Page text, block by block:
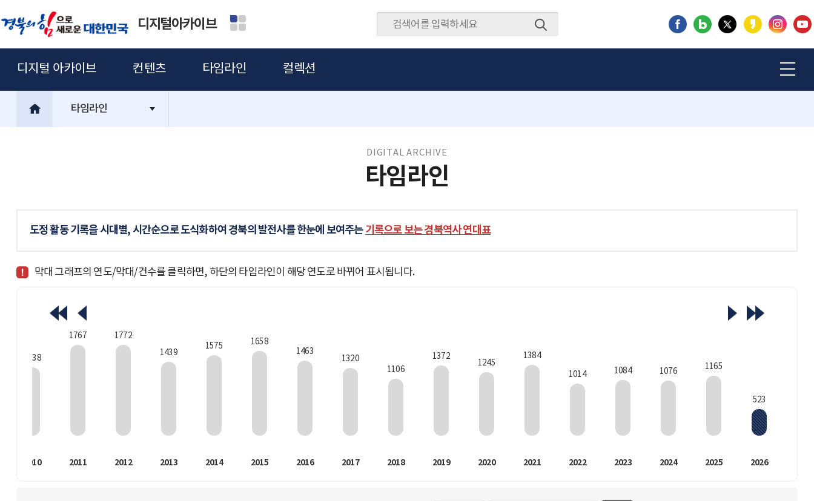
디지털아카이브
디지털 아카이브 컨텐츠 타임라인 컬렉션
타임라인
DIGITAL ARCHIVE
타임라인
도정 활동 기록을 시대별, 시간순으로 도식화하여 경북의 발전사를 한눈에 보여주는기록으로 보는 경북역사 연대표
막대 그래프의 연도/막대/건수를 클릭하면, 하단의 타임라인이 해당 연도로 바뀌어 표시됩니다.
1338
2010
1767
2011
1772
2012
1439
2013
1575
2014
1658
2015
1463
2016
1320
2017
1106
2018
1372
2019
1245
2020
1384
2021
1014
2022
1084
2023
1076
2024
1165
2025
523
2026